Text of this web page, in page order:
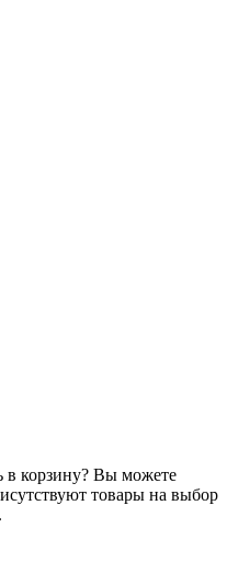
в корзину? Вы можете
товары на выбор